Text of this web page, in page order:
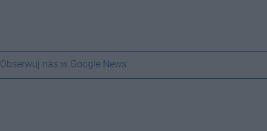
Obserwuj nas w Google News